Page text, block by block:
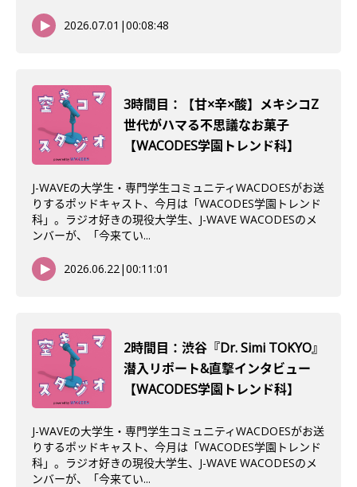
2026.07.01 |00:08:48
3時間目：【甘×辛×酸】メキシコZ
世代がハマる不思議なお菓子
【WACODES学園トレンド科】
J-WAVEの大学生・専門学生コミュニティWACDOESがお送
りするポッドキャスト、今月は「WACODES学園トレンド
科」。ラジオ好きの現役大学生、J-WAVE WACODESのメ
ンバーが、「今来てい...
2026.06.22|00:11:01
2時間目：渋谷『Dr. Simi TOKYO』
潜入リポート&直撃インタビュー
【WACODES学園トレンド科】
J-WAVEの大学生・専門学生コミュニティWACDOESがお送
りするポッドキャスト、今月は「WACODES学園トレンド
科」。ラジオ好きの現役大学生、J-WAVE WACODESのメ
ンバーが、「今来てい...